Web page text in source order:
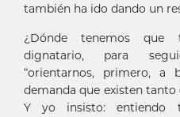
también ha ido dando un
¿Dónde tenemos que
dignatario, para
“orientarnos, primero, a
demanda que existen
Y yo insisto: entiendo